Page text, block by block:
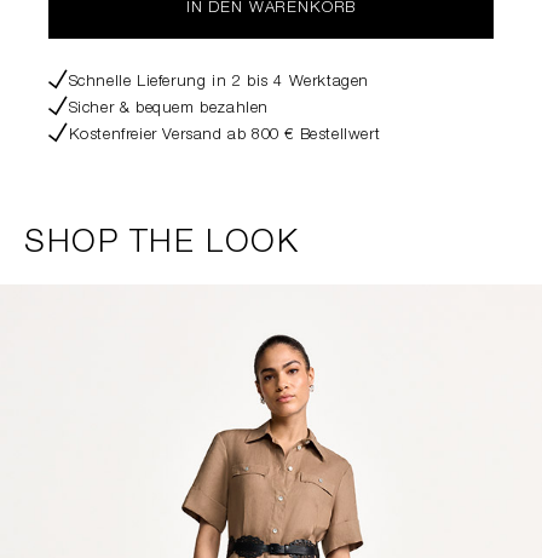
IN DEN WARENKORB
Schnelle Lieferung in 2 bis 4 Werktagen
Sicher & bequem bezahlen
Kostenfreier Versand ab 800 € Bestellwert
SHOP THE LOOK